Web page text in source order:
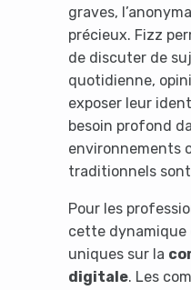
graves,
précieux. Fizz
de discuter de
quotidienne,
exposer leur
besoin profond
environnements
traditionnels
Pour les
cette dynamique
uniques sur la
digitale. Les